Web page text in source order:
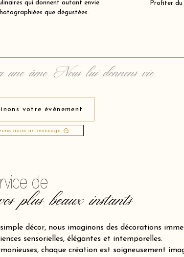
qui donnent autant envie
que dégustées.
Profiter du
une âme. Nous lui donnons vie.
votre évènement
nous un message
de
vos plus beaux instants
décor, nous imaginons des décorations
sensorielles, élégantes et intemporelles.
chaque création est soigneusement